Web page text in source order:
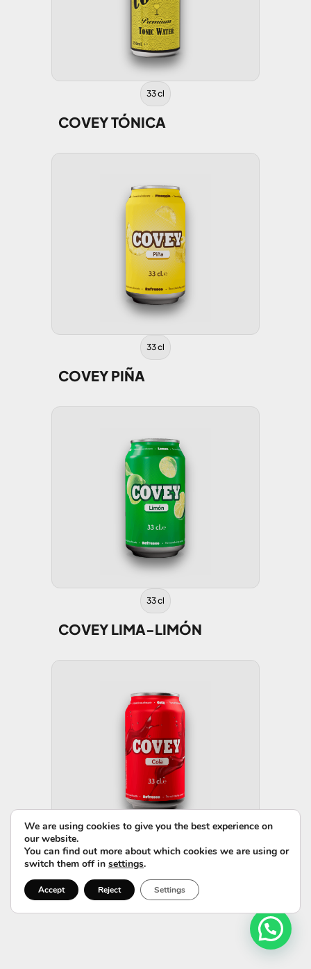
33 cl
COVEY TÓNICA
33 cl
COVEY PIÑA
33 cl
COVEY LIMA-LIMÓN
33 cl
COVEY COLA
We are using cookies to give you the best experience on
our website.
You can find out more about which cookies we are using or
switch them off in settings.
Accept Reject Settings